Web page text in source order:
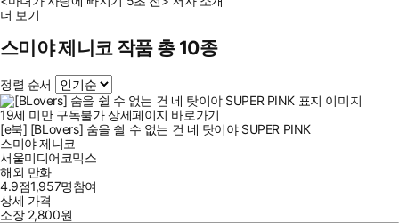
더 보기
스미야 제니코 작품 총 10종
정렬 순서
19세 미만 구독불가 상세페이지 바로가기
[e북] [BLovers] 숨을 쉴 수 없는 건 네 탓이야 SUPER PINK
스미야 제니코
서울미디어코믹스
해외 만화
4.9점1,957명참여
상세 가격
소장 2,800원